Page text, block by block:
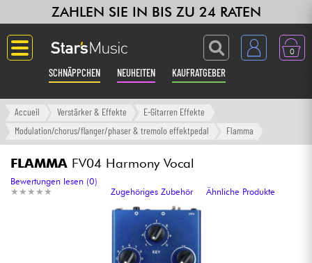
ZAHLEN SIE IN BIS ZU 24 RATEN
0
SCHNÄPPCHEN NEUHEITEN KAUFRATGEBER
Langue
Verstärker & Effekte
Klaviere & Piano
Synths & samplers
Accueil Verstärker & Effekte
E-Gitarren Effekte
Modulation/chorus/flanger/phaser & tremolo effektpedal
Flamma
FLAMMA FV04 Harmony Vocal
★ ★ ★ ★ ★
★ ★ ★ ★ ★
Bewertungen lesen (0)
Zugehöriges Zubehör
Ähnliche Produkte